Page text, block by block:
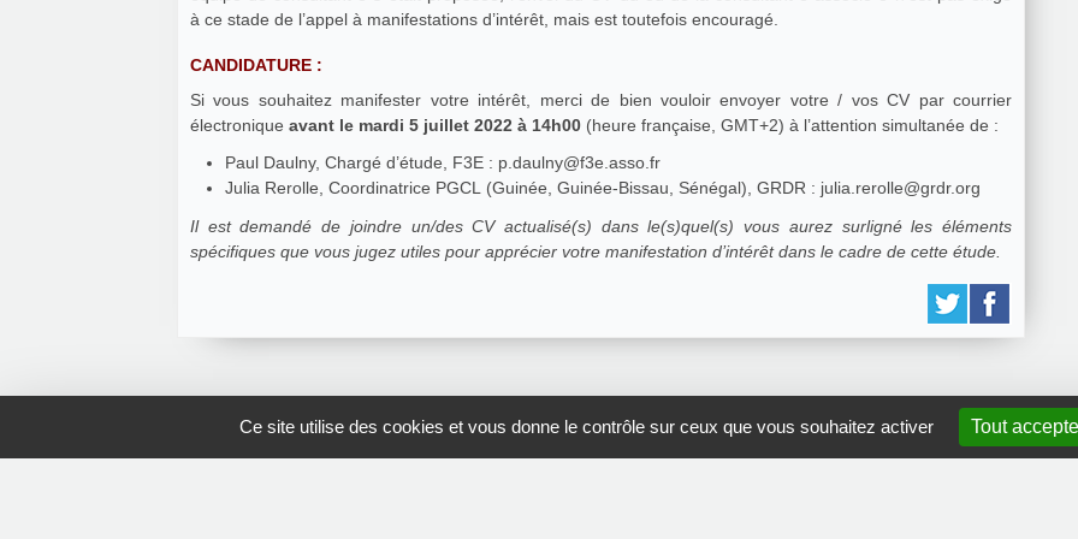
Ce site utilise des cookies et vous donne le contrôle sur ceux que vous souhaitez activer Tout
à ce stade de l’appel à manifestations d’intérêt, mais est toutefois encouragé.
CANDIDATURE :
Si vous souhaitez manifester votre intérêt, merci de bien vouloir envoyer votre / vos CV par courrier
électronique avant le mardi 5 juillet 2022 à 14h00 (heure française, GMT+2) à l’attention simultanée de :
Paul Daulny, Chargé d’étude, F3E : p.daulny@f3e.asso.fr
Julia Rerolle, Coordinatrice PGCL (Guinée, Guinée-Bissau, Sénégal), GRDR : julia.rerolle@grdr.org
Il est demandé de joindre un/des CV actualisé(s) dans le(s)quel(s) vous aurez surligné les éléments
spécifiques que vous jugez utiles pour apprécier votre manifestation d’intérêt dans le cadre de cette étude.
GRDR Copyright 2010 | |Plan du site|